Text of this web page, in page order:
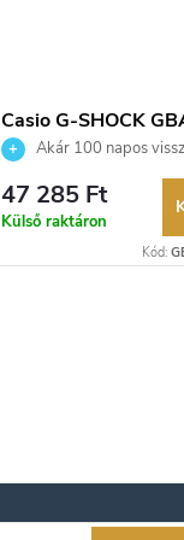
Casio G-SHOCK
900UU-5AER
Akár 100 napos
lehetőség. Hivatalos
47 285 Ft
Külső raktáron
Kód: